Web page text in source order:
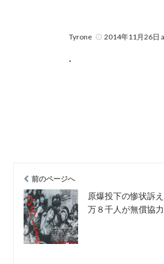
Tyrone 2014年11月26日
.
前のページへ
原爆投下の惨状訴
万８千人が無償協力